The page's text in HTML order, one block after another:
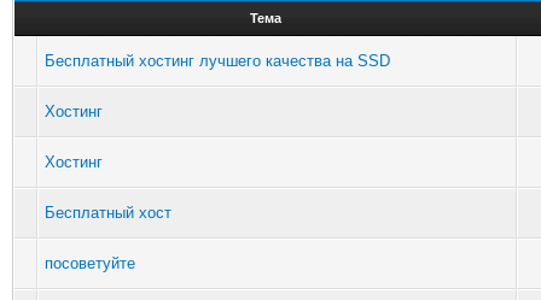
Тема
Бесплатный хостинг лучшего качества на SSD
Хостинг
Хостинг
Бесплатный хост
посоветуйте